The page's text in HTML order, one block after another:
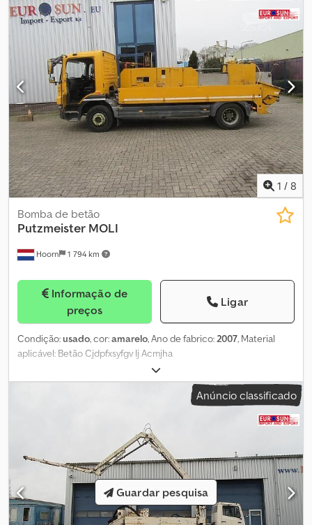
1 / 8
Hoorn 1 794 km
Bomba de betão
Putzmeister MOLI
Informação de
preços
Ligar
Condição:usado, cor:amarelo, Ano de fabrico:2007, Material
aplicável: Betão Cjdpfxsyfgv Ij Acmjha
Anúncio classificado
Guardar pesquisa